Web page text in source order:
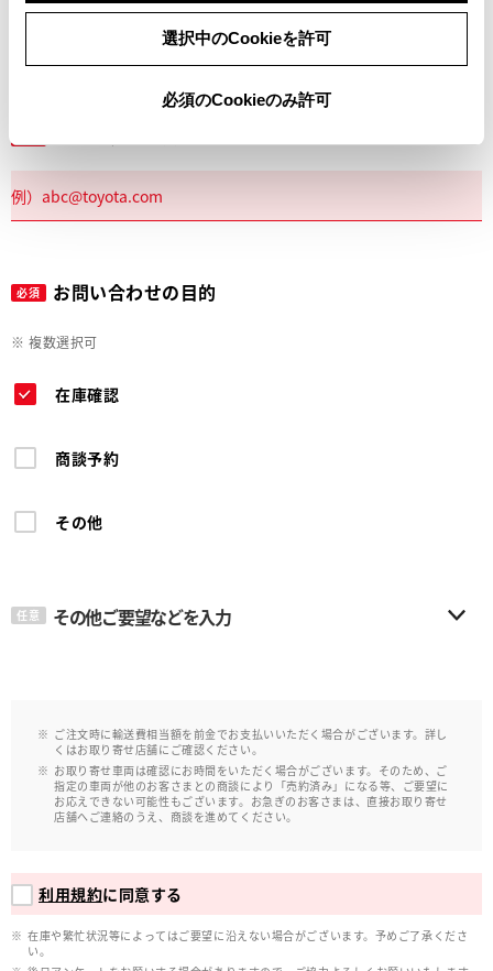
選択中のCookieを許可
必須のCookieのみ許可
必須 お問い合わせの目的
※ 複数選択可
在庫確認
商談予約
その他
任意 その他ご要望などを入力
ご注文時に輸送費相当額を前金でお支払いいただく場合がございます。詳し
くはお取り寄せ店舗にご確認ください。
お取り寄せ車両は確認にお時間をいただく場合がございます。そのため、ご
指定の車両が他のお客さまとの商談により「売約済み」になる等、ご要望に
お応えできない可能性もございます。お急ぎのお客さまは、直接お取り寄せ
店舗へご連絡のうえ、商談を進めてください。
利用規約に同意する
在庫や繁忙状況等によってはご要望に沿えない場合がございます。予めご了承くださ
い。